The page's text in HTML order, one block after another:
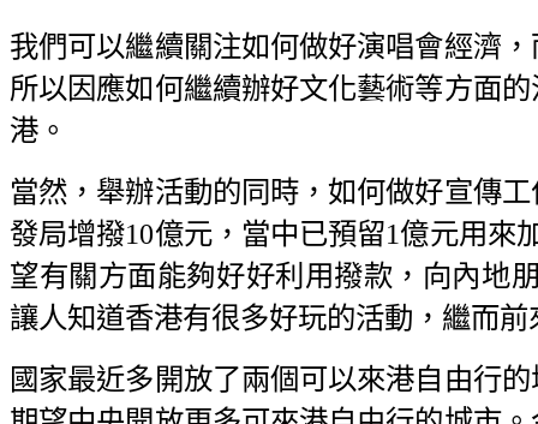
我們可以繼續關注如何做好演唱會經濟
所以因應如何繼續辦好文化藝術等方面
港。
當然，舉辦活動的同時，如何做好宣傳
發局增撥10億元，當中已預留1億元用來
望有關方面能夠好好利用撥款，向內地
讓人知道香港有很多好玩的活動，繼而前
國家最近多開放了兩個可以來港自由行